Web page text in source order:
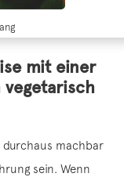
mit einer
vegetarisch
durchaus machbar
sein. Wenn